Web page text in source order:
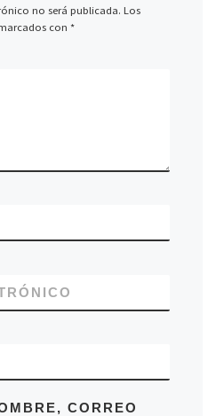
no será publicada. Los
con *
CORREO